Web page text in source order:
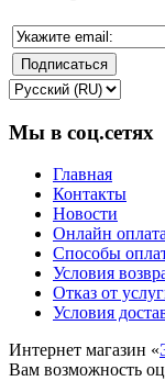
Мы в соц.сетях
Главная
Контакты
Новости
Онлайн оплата
Способы
Условия
Отказ от
Условия
Интернет магазин «
Вам возможность